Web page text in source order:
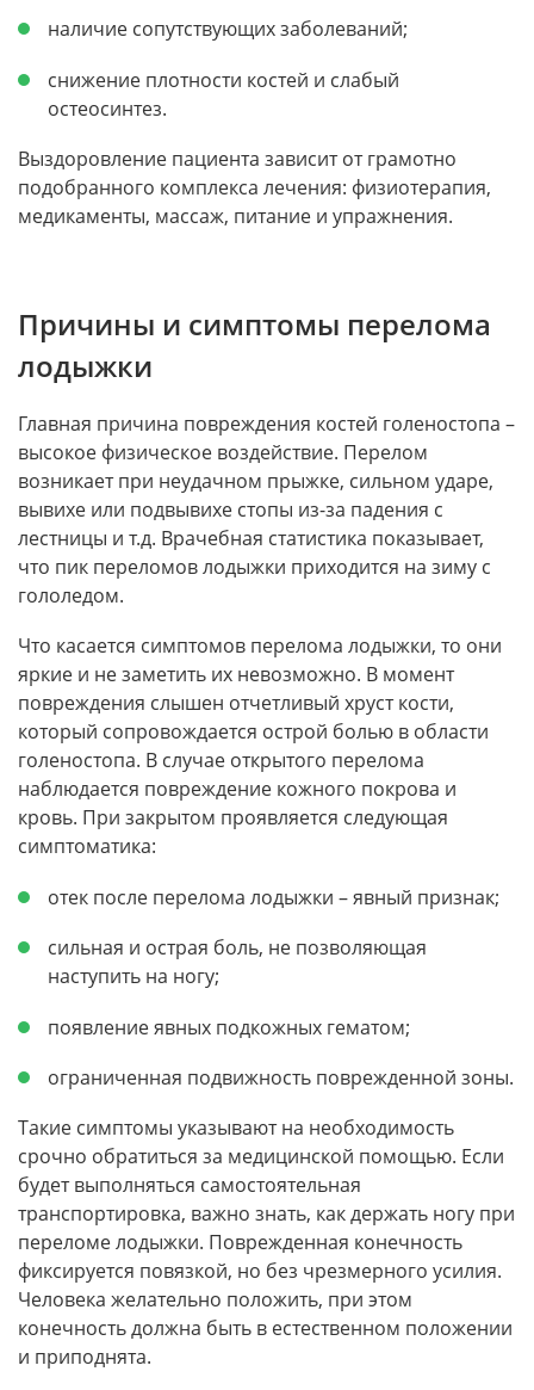
наличие сопутствующих заболеваний;
снижение плотности костей и слабый
остеосинтез.
Выздоровление пациента зависит от грамотно
подобранного комплекса лечения: физиотерапия,
медикаменты, массаж, питание и упражнения.
Причины и симптомы перелома
лодыжки
Главная причина повреждения костей голеностопа –
высокое физическое воздействие. Перелом
возникает при неудачном прыжке, сильном ударе,
вывихе или подвывихе стопы из-за падения с
лестницы и т.д. Врачебная статистика показывает,
что пик переломов лодыжки приходится на зиму с
гололедом.
Что касается симптомов перелома лодыжки, то они
яркие и не заметить их невозможно. В момент
повреждения слышен отчетливый хруст кости,
который сопровождается острой болью в области
голеностопа. В случае открытого перелома
наблюдается повреждение кожного покрова и
кровь. При закрытом проявляется следующая
симптоматика:
отек после перелома лодыжки – явный признак;
сильная и острая боль, не позволяющая
наступить на ногу;
появление явных подкожных гематом;
ограниченная подвижность поврежденной зоны.
Такие симптомы указывают на необходимость
срочно обратиться за медицинской помощью. Если
будет выполняться самостоятельная
транспортировка, важно знать, как держать ногу при
переломе лодыжки. Поврежденная конечность
фиксируется повязкой, но без чрезмерного усилия.
Человека желательно положить, при этом
конечность должна быть в естественном положении
и приподнята.